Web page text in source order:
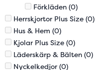
Förkläden (0)
Herrskjortor Plus Size (0)
Hus & Hem (0)
Kjolar Plus Size (0)
Läderskärp & Bälten (0)
Nyckelkedjor (0)